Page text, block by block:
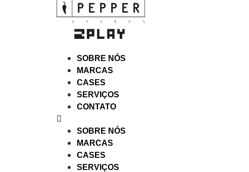
SOBRE NÓS
MARCAS
CASES
SERVIÇOS
CONTATO
SOBRE NÓS
MARCAS
CASES
SERVIÇOS